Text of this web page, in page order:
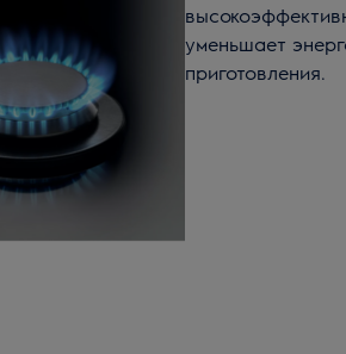
уменьшает
приготовления.